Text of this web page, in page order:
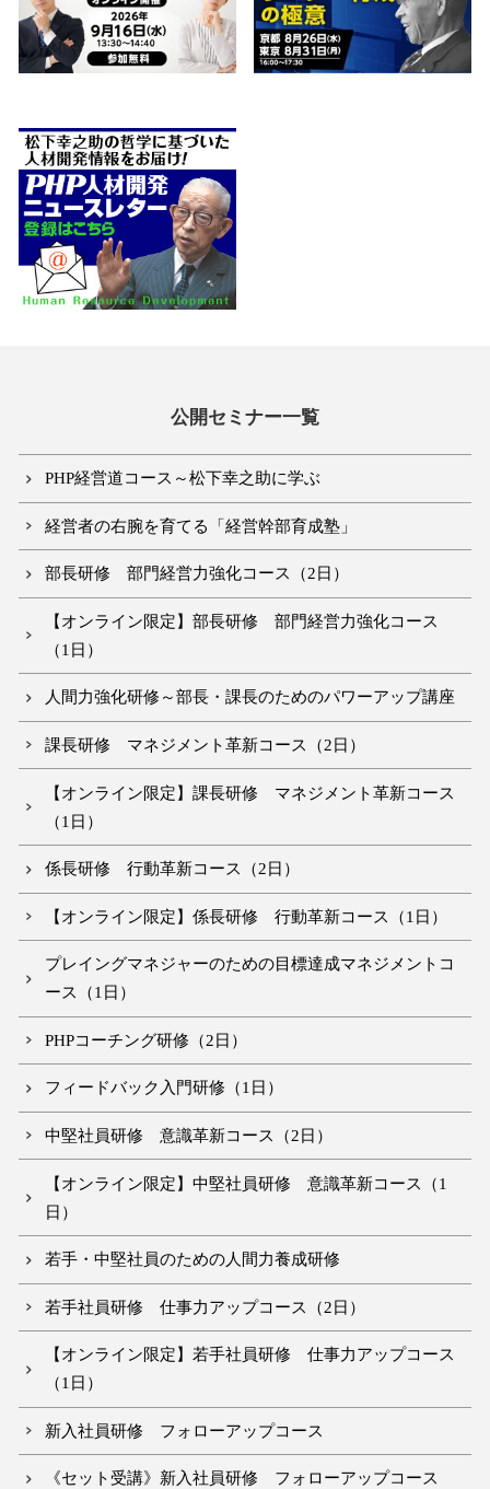
公開セミナー一覧
PHP経営道コース～松下幸之助に学ぶ
経営者の右腕を育てる「経営幹部育成塾」
部長研修 部門経営力強化コース（2日）
【オンライン限定】部長研修 部門経営力強化コース
（1日）
人間力強化研修～部長・課長のためのパワーアップ講座
課長研修 マネジメント革新コース（2日）
【オンライン限定】課長研修 マネジメント革新コース
（1日）
係長研修 行動革新コース（2日）
【オンライン限定】係長研修 行動革新コース（1日）
プレイングマネジャーのための目標達成マネジメントコ
ース（1日）
PHPコーチング研修（2日）
フィードバック入門研修（1日）
中堅社員研修 意識革新コース（2日）
【オンライン限定】中堅社員研修 意識革新コース（1
日）
若手・中堅社員のための人間力養成研修
若手社員研修 仕事力アップコース（2日）
【オンライン限定】若手社員研修 仕事力アップコース
（1日）
新入社員研修 フォローアップコース
《セット受講》新入社員研修 フォローアップコース